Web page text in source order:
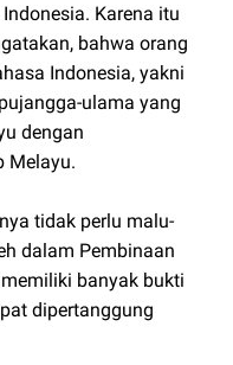
Karena itu
bahwa orang
Indonesia, yakni
ulama yang
dengan
Melayu.
tidak perlu malu-
dalam Pembinaan
memiliki banyak bukti
dipertanggung